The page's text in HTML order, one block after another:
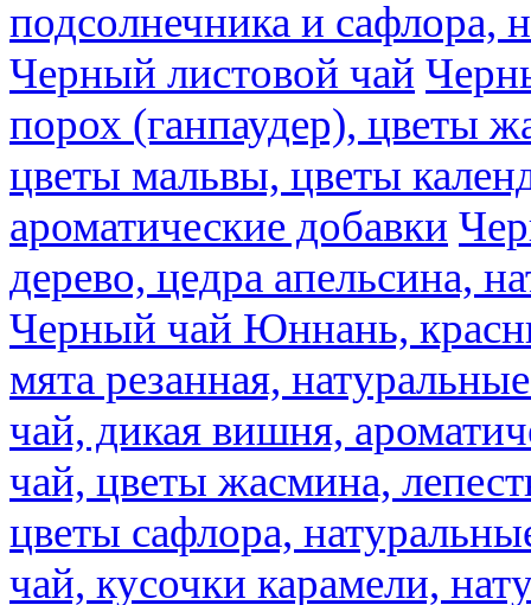
подсолнечника и сафлора,
Черный листовой чай
порох (ганпаудер), цветы
цветы мальвы, цветы
ароматические добавки
дерево, цедра апельсина,
Черный чай Юннань,
мята резанная,
чай, дикая вишня,
чай, цветы жасмина,
цветы сафлора,
чай, кусочки карамели,